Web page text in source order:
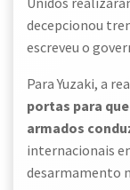
decepcionou
escreveu o
Para Yuzaki, a
portas para
armados
internacionais
desarmamento